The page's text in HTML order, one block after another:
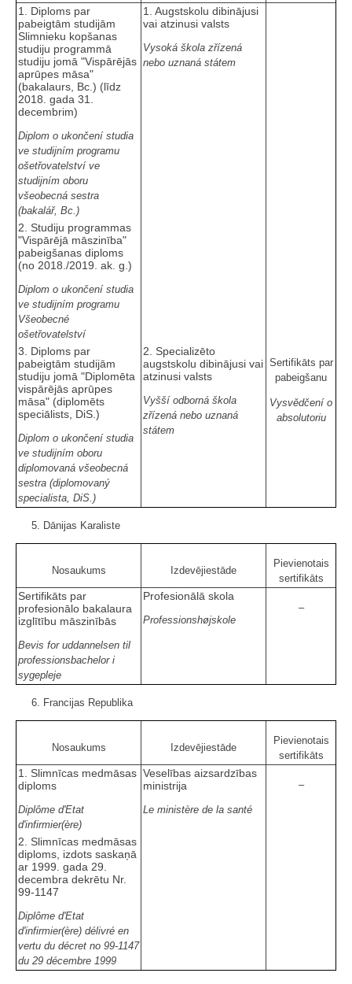
1. Diploms par
pabeigtām studijām
Slimnieku kopšanas
studiju programmā
studiju jomā "Vispārējās
aprūpes māsa"
(bakalaurs, Bc.) (līdz
2018. gada 31.
decembrim)
Diplom o ukončení studia
ve studijním programu
ošetřovatelství ve
studijním oboru
všeobecná sestra
(bakalář, Bc.)
1. Augstskolu dibinājusi
vai atzinusi valsts
Vysoká škola zřízená
nebo uznaná státem
2. Studiju programmas
"Vispārējā māszinība"
pabeigšanas diploms
(no 2018./2019. ak. g.)
Diplom o ukončení studia
ve studijním programu
Všeobecné
ošetřovatelství
3. Diploms par
pabeigtām studijām
studiju jomā "Diplomēta
vispārējās aprūpes
māsa" (diplomēts
speciālists, DiS.)
Diplom o ukončení studia
ve studijním oboru
diplomovaná všeobecná
sestra (diplomovaný
specialista, DiS.)
2. Specializēto
augstskolu dibinājusi vai
atzinusi valsts
Vyšší odborná škola
zřízená nebo uznaná
státem
Sertifikāts par
pabeigšanu
Vysvědčení o
absolutoriu
5. Dānijas Karaliste
Nosaukums Izdevējiestāde
Pievienotais
sertifikāts
Sertifikāts par
profesionālo bakalaura
izglītību māszinībās
Bevis for uddannelsen til
professionsbachelor i
sygepleje
Profesionālā skola
Professionshøjskole
–
6. Francijas Republika
Nosaukums Izdevējiestāde
Pievienotais
sertifikāts
1. Slimnīcas medmāsas
diploms
Diplôme d'Etat
d'infirmier(ère)
Veselības aizsardzības
ministrija
Le ministère de la santé
–
2. Slimnīcas medmāsas
diploms, izdots saskaņā
ar 1999. gada 29.
decembra dekrētu Nr.
99-1147
Diplôme d'Etat
d'infirmier(ère) délivré en
vertu du décret no 99-1147
du 29 décembre 1999